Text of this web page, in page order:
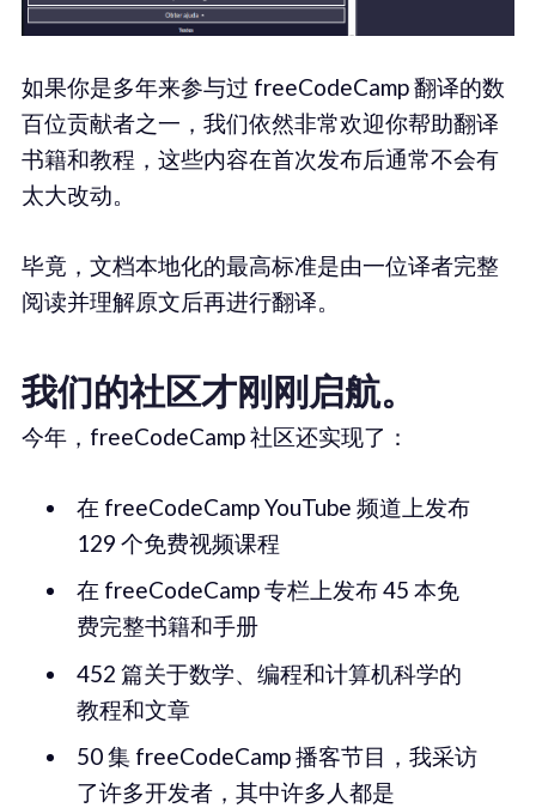
如果你是多年来参与过 freeCodeCamp 翻译的数
百位贡献者之一，我们依然非常欢迎你帮助翻译
书籍和教程，这些内容在首次发布后通常不会有
太大改动。
毕竟，文档本地化的最高标准是由一位译者完整
阅读并理解原文后再进行翻译。
我们的社区才刚刚启航。
今年，freeCodeCamp 社区还实现了：
在 freeCodeCamp YouTube 频道上发布
129 个免费视频课程
在 freeCodeCamp 专栏上发布 45 本免
费完整书籍和手册
452 篇关于数学、编程和计算机科学的
教程和文章
50 集 freeCodeCamp 播客节目，我采访
了许多开发者，其中许多人都是